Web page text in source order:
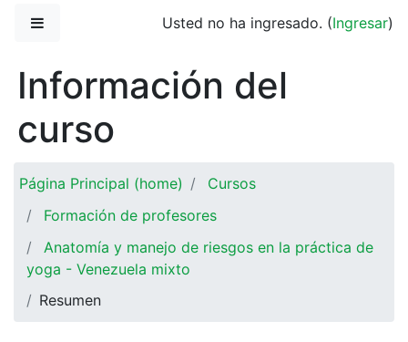
Usted no ha ingresado. (Ingresar)
Información del
curso
Página Principal (home)
Cursos
Formación de profesores
Anatomía y manejo de riesgos en la práctica de
yoga - Venezuela mixto
Resumen